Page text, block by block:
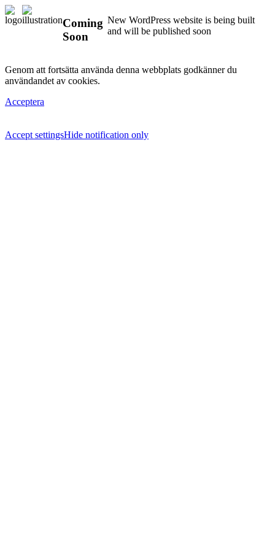
Coming
Soon
New WordPress website is being built
and will be published soon
Genom att fortsätta använda denna webbplats godkänner du
användandet av cookies.
Acceptera
Accept settingsHide notification only